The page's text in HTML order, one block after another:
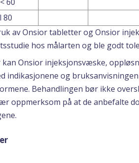
80
av Onsior tabletter og Onsior
hos målarten og ble godt
kan Onsior injeksjonsvæske,
indikasjonene og
Behandlingen bør ikke
oppmerksom på at de anbefalte